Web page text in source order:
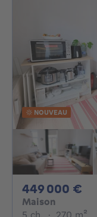
NOUVEAU
449 000 €
Maison
5 chambres